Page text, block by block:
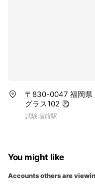
〒830-0047 福岡県
グラス102
試験場前駅
You might like
Accounts others are